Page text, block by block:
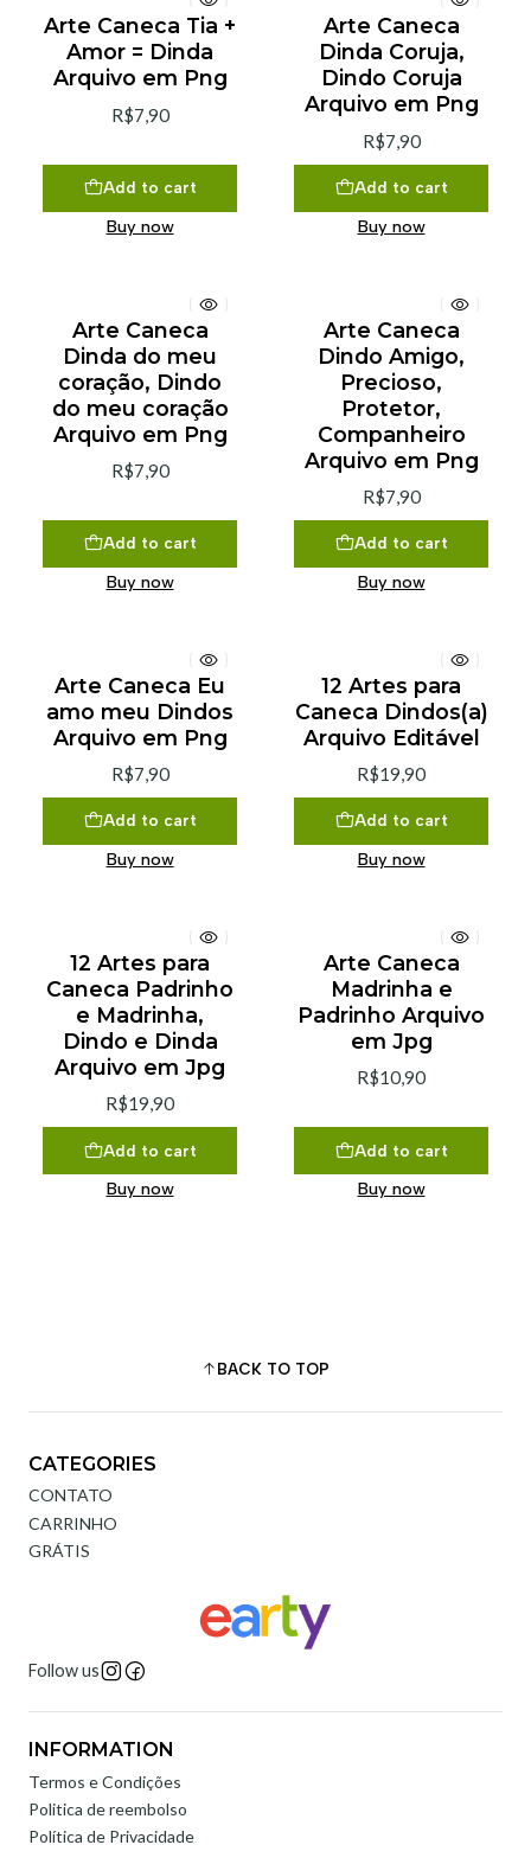
Arte Caneca Tia +
Amor = Dinda
Arquivo em Png
R$7,90
Add to cart
Buy now
Arte Caneca
Dinda Coruja,
Dindo Coruja
Arquivo em Png
R$7,90
Add to cart
Buy now
Arte Caneca
Dinda do meu
coração, Dindo
do meu coração
Arquivo em Png
R$7,90
Add to cart
Buy now
Arte Caneca
Dindo Amigo,
Precioso,
Protetor,
Companheiro
Arquivo em Png
R$7,90
Add to cart
Buy now
Arte Caneca Eu
amo meu Dindos
Arquivo em Png
R$7,90
Add to cart
Buy now
12 Artes para
Caneca Dindos(a)
Arquivo Editável
R$19,90
Add to cart
Buy now
12 Artes para
Caneca Padrinho
e Madrinha,
Dindo e Dinda
Arquivo em Jpg
R$19,90
Add to cart
Buy now
Arte Caneca
Madrinha e
Padrinho Arquivo
em Jpg
R$10,90
Add to cart
Buy now
BACK TO TOP
CATEGORIES
CONTATO
CARRINHO
GRÁTIS
Follow us
INFORMATION
Termos e Condições
Politica de reembolso
Política de Privacidade